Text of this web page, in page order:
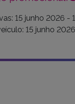
15 junho 2026 -
15 junho